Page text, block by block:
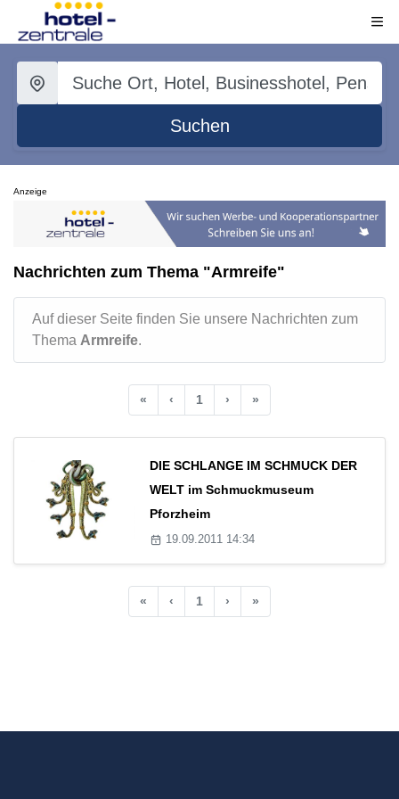
Suchen
Anzeige
Nachrichten zum Thema "Armreife"
Auf dieser Seite finden Sie unsere Nachrichten zum
Thema Armreife.
« ‹ 1 › »
DIE SCHLANGE IM SCHMUCK DER
WELT im Schmuckmuseum
Pforzheim
19.09.2011 14:34
« ‹ 1 › »